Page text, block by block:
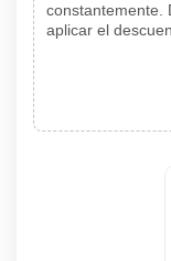
constantemente.
aplicar el